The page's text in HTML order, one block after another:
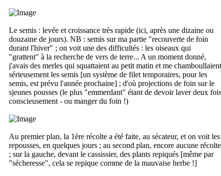
Le semis : levée et croissance très rapide (ici, après une dizaine ou
douzaine de jours). NB : semis sur ma partie "recouverte de foin
durant l'hiver" ; on voit une des difficultés : les oiseaux qui
"grattent" à la recherche de vers de terre... A un moment donné,
j'avais des merles qui squattaient au petit matin et me chamboullaient
sérieusement les semis [un système de filet temporaires, pour les
semis, est prévu l'année prochaine] ; d'où projections de foin sur le
sjeunes pousses (le plus "emmerdant" étant de devoir laver deux fois
conscieusement - ou manger du foin !)
Au premier plan, la 1ère récolte a été faite, au sécateur, et on voit les
repousses, en quelques jours ; au second plan, encore aucune récolte
; sur la gauche, devant le cassissier, des plants repiqués [même par
"sécheresse", cela se repique comme de la mauvaise herbe !]